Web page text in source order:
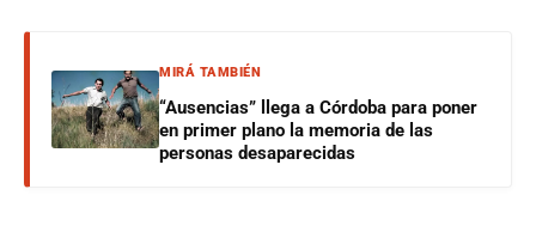
MIRÁ TAMBIÉN
“Ausencias” llega a Córdoba para poner
en primer plano la memoria de las
personas desaparecidas